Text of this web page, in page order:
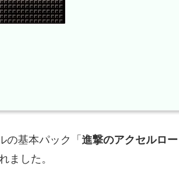
の基本パック「 進撃のアクセルロ
ました。